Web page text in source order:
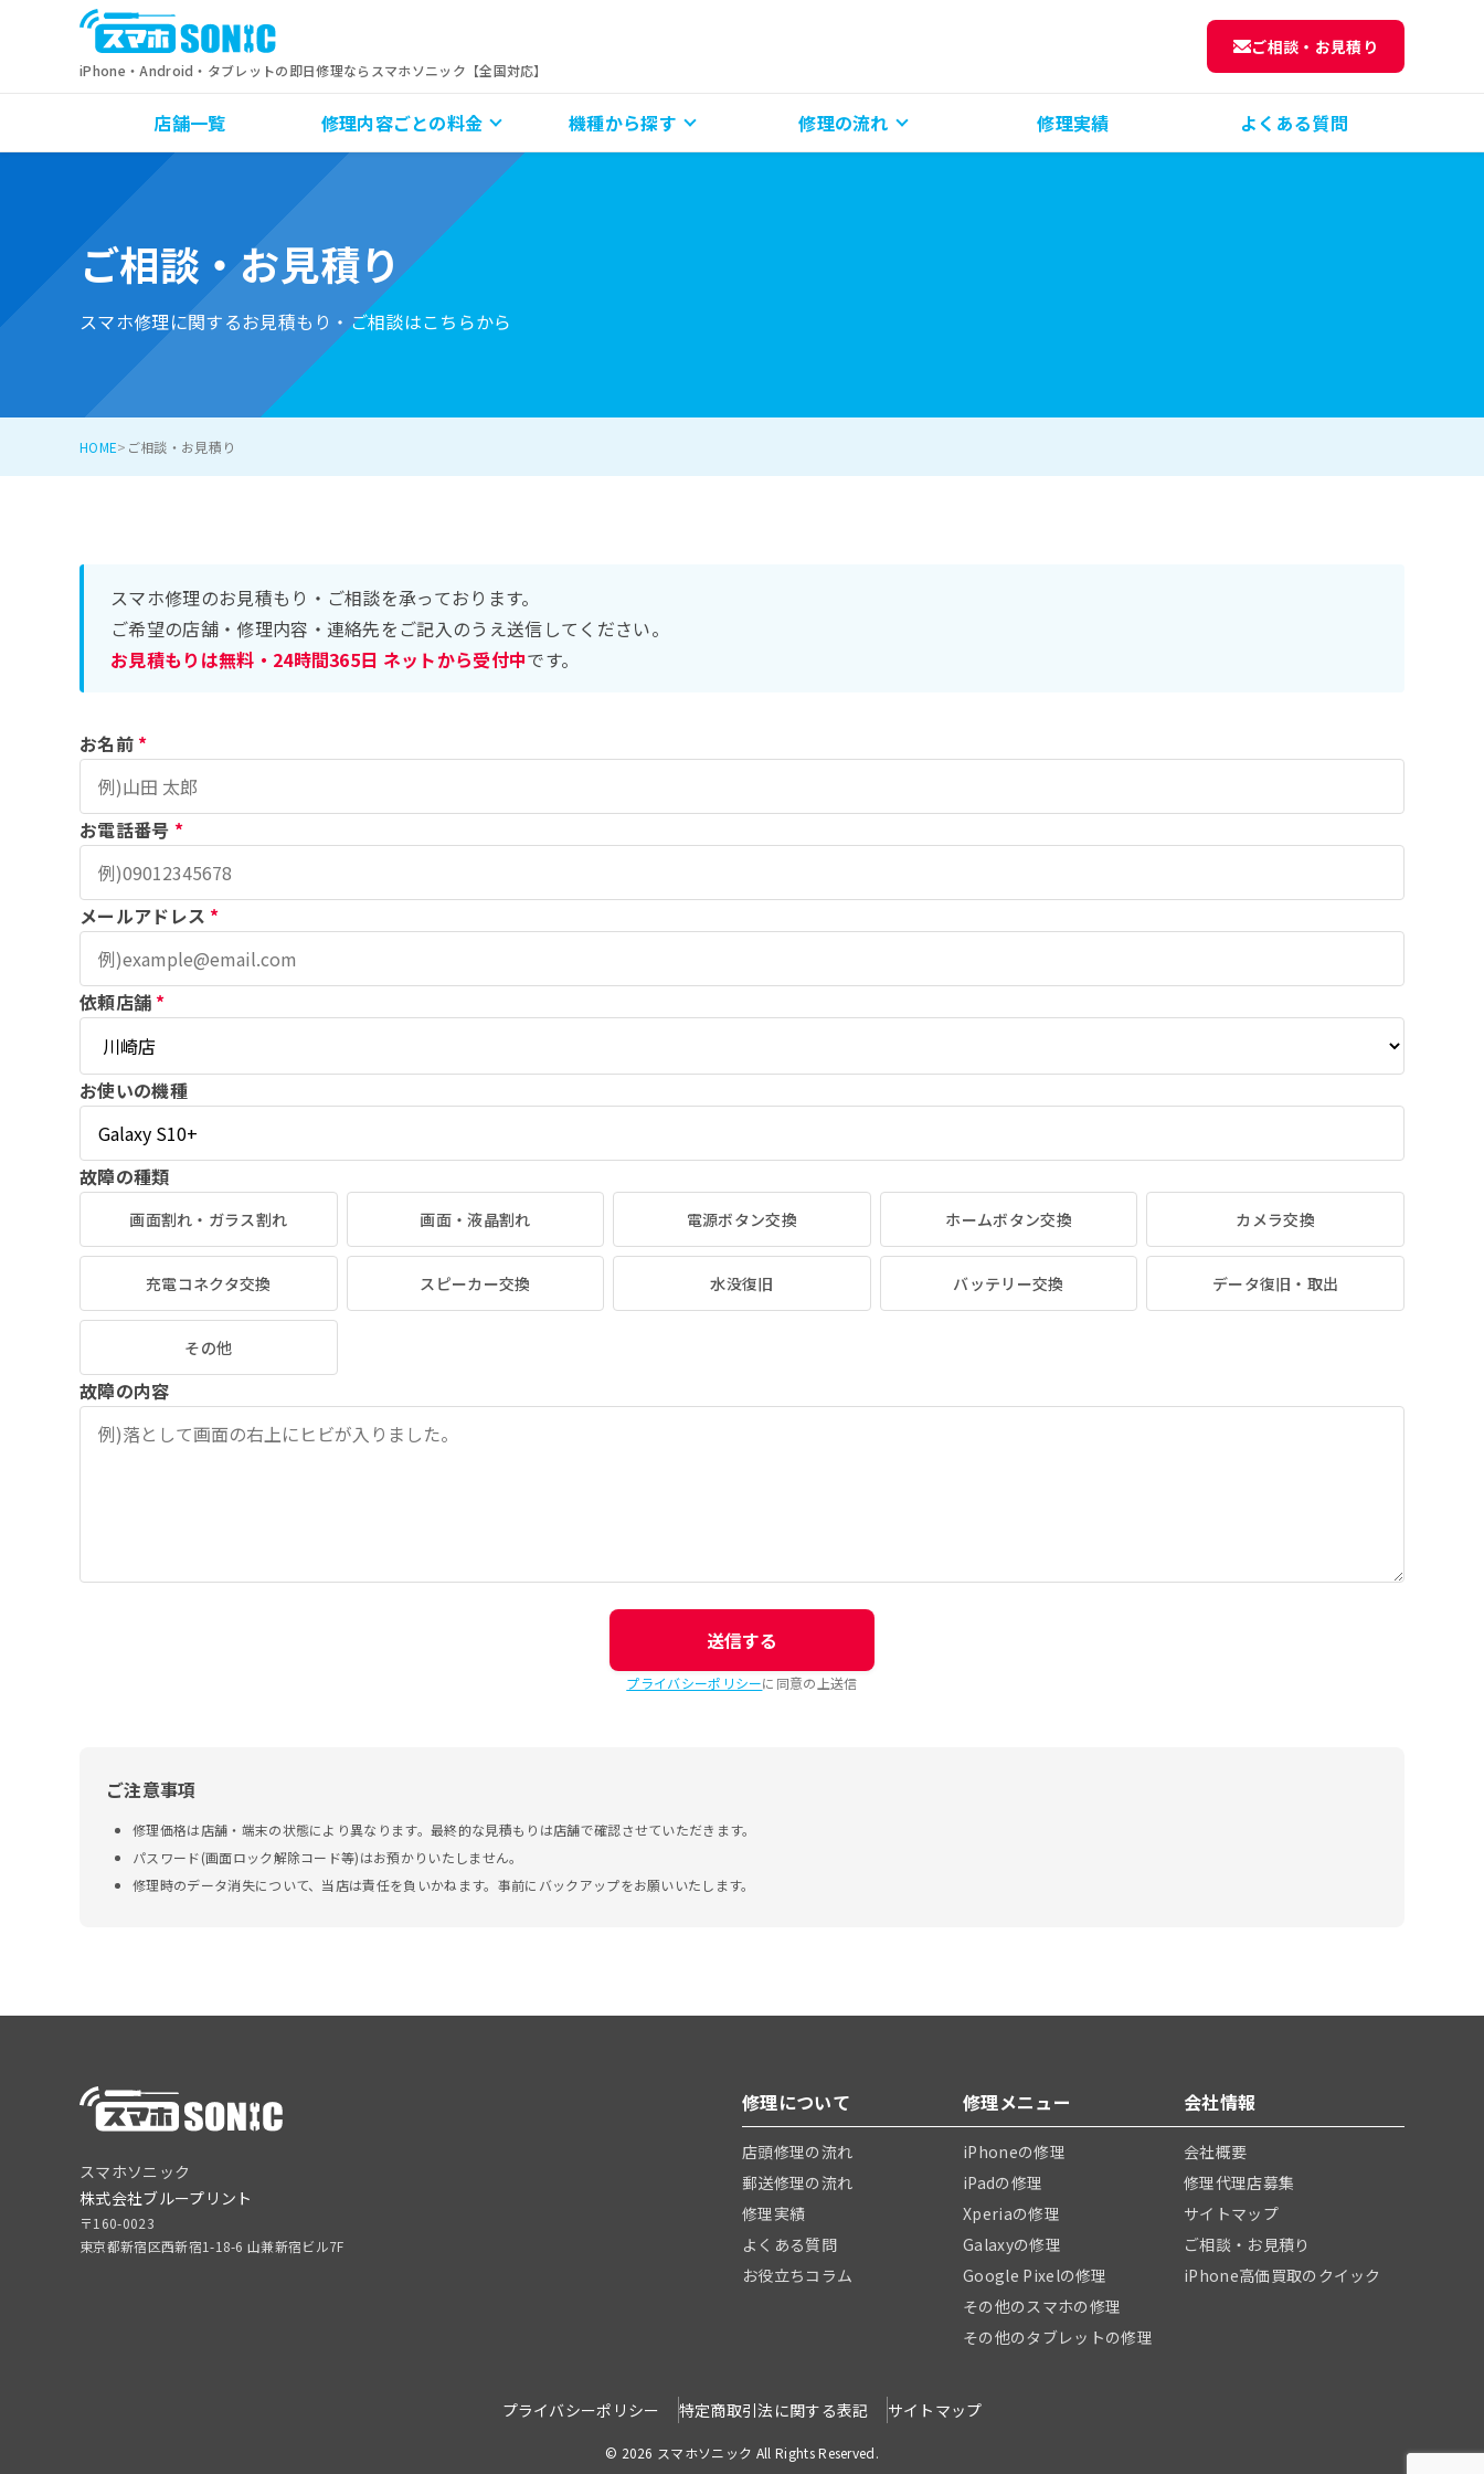
iPhone・Android・タブレットの即日修理ならスマホソニック【全国対応】
ご相談・お見積り
店舗一覧 修理内容ごとの料金 機種から探す 修理の流れ 修理実績 よくある質問
ご相談・お見積り
スマホ修理に関するお見積もり・ご相談はこちらから
HOME ご相談・お見積り
スマホ修理のお見積もり・ご相談を承っております。
ご希望の店舗・修理内容・連絡先をご記入のうえ送信してください。
お見積もりは無料・24時間365日 ネットから受付中です。
お名前 *
お電話番号 *
メールアドレス *
依頼店舗 *
お使いの機種
故障の種類
画面割れ・ガラス割れ 画面・液晶割れ 電源ボタン交換 ホームボタン交換 カメラ交換
充電コネクタ交換 スピーカー交換 水没復旧 バッテリー交換 データ復旧・取出
その他
故障の内容
送信する
プライバシーポリシーに同意の上送信
ご注意事項
修理価格は店舗・端末の状態により異なります。最終的な見積もりは店舗で確認させていただきます。
パスワード(画面ロック解除コード等)はお預かりいたしません。
修理時のデータ消失について、当店は責任を負いかねます。事前にバックアップをお願いいたします。
スマホソニック
株式会社ブループリント
〒160-0023
東京都新宿区西新宿1-18-6 山兼新宿ビル7F
修理について
店頭修理の流れ
郵送修理の流れ
修理実績
よくある質問
お役立ちコラム
修理メニュー
iPhoneの修理
iPadの修理
Xperiaの修理
Galaxyの修理
Google Pixelの修理
その他のスマホの修理
その他のタブレットの修理
会社情報
会社概要
修理代理店募集
サイトマップ
ご相談・お見積り
iPhone高価買取のクイック
プライバシーポリシー 特定商取引法に関する表記 サイトマップ
© 2026 スマホソニック All Rights Reserved.